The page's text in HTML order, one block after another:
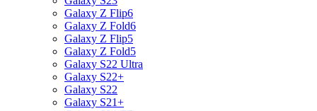
Galaxy Z Flip6
Galaxy Z Fold6
Galaxy Z Flip5
Galaxy Z Fold5
Galaxy S22 Ultra
Galaxy S22+
Galaxy S22
Galaxy S21+